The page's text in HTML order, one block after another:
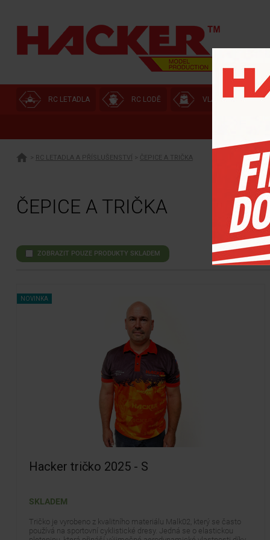
RC LETADLA RC LODĚ VLÁČKOVNA
> RC LETADLA A PŘÍSLUŠENSTVÍ > ČEPICE A TRIČKA
ČEPICE A TRIČKA
ZOBRAZIT POUZE PRODUKTY SKLADEM
NOVINKA
Hacker tričko 2025 - S
SKLADEM
Tričko je vyrobeno z kvalitního materiálu Malk02, který se často
používá na sportovní cyklistické dresy. Jedná se o elastickou